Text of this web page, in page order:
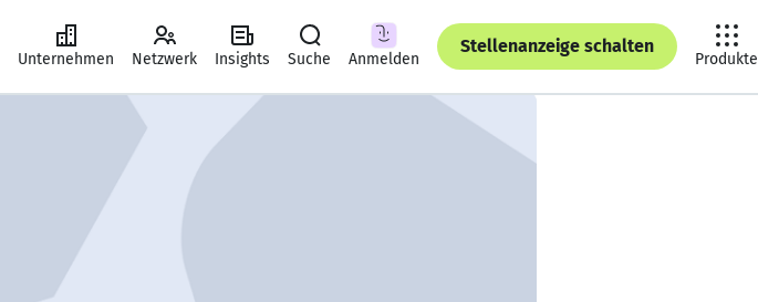
Unternehmen Netzwerk Insights Suche Anmelden
Stellenanzeige schalten
Produkte